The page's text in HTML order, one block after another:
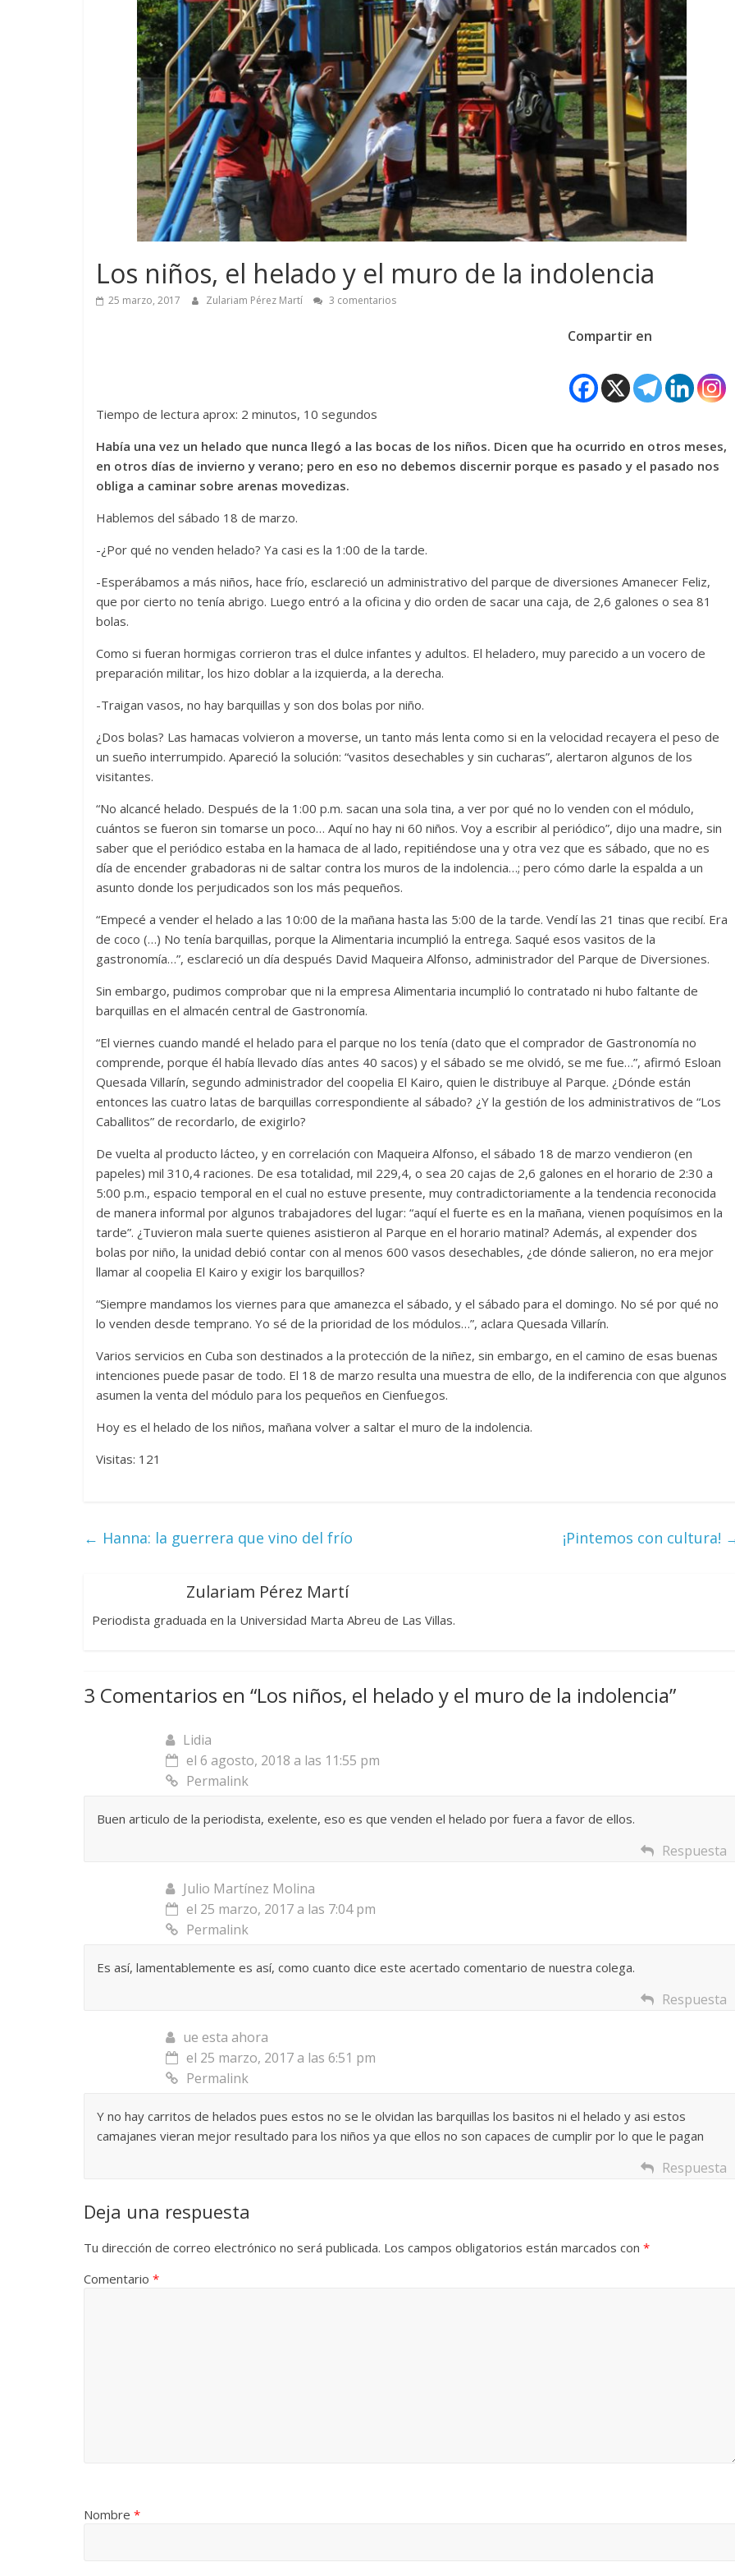
Los niños, el helado y el muro de la indolencia
25 marzo, 2017 Zulariam Pérez Martí 3 comentarios
Compartir en
Tiempo de lectura aprox: 2 minutos, 10 segundos
Había una vez un helado que nunca llegó a las bocas de los niños. Dicen que ha ocurrido en otros meses,
en otros días de invierno y verano; pero en eso no debemos discernir porque es pasado y el pasado nos
obliga a caminar sobre arenas movedizas.
Hablemos del sábado 18 de marzo.
-¿Por qué no venden helado? Ya casi es la 1:00 de la tarde.
-Esperábamos a más niños, hace frío, esclareció un administrativo del parque de diversiones Amanecer Feliz,
que por cierto no tenía abrigo. Luego entró a la oficina y dio orden de sacar una caja, de 2,6 galones o sea 81
bolas.
Como si fueran hormigas corrieron tras el dulce infantes y adultos. El heladero, muy parecido a un vocero de
preparación militar, los hizo doblar a la izquierda, a la derecha.
-Traigan vasos, no hay barquillas y son dos bolas por niño.
¿Dos bolas? Las hamacas volvieron a moverse, un tanto más lenta como si en la velocidad recayera el peso de
un sueño interrumpido. Apareció la solución: “vasitos desechables y sin cucharas”, alertaron algunos de los
visitantes.
“No alcancé helado. Después de la 1:00 p.m. sacan una sola tina, a ver por qué no lo venden con el módulo,
cuántos se fueron sin tomarse un poco… Aquí no hay ni 60 niños. Voy a escribir al periódico”, dijo una madre, sin
saber que el periódico estaba en la hamaca de al lado, repitiéndose una y otra vez que es sábado, que no es
día de encender grabadoras ni de saltar contra los muros de la indolencia…; pero cómo darle la espalda a un
asunto donde los perjudicados son los más pequeños.
“Empecé a vender el helado a las 10:00 de la mañana hasta las 5:00 de la tarde. Vendí las 21 tinas que recibí. Era
de coco (…) No tenía barquillas, porque la Alimentaria incumplió la entrega. Saqué esos vasitos de la
gastronomía…”, esclareció un día después David Maqueira Alfonso, administrador del Parque de Diversiones.
Sin embargo, pudimos comprobar que ni la empresa Alimentaria incumplió lo contratado ni hubo faltante de
barquillas en el almacén central de Gastronomía.
“El viernes cuando mandé el helado para el parque no los tenía (dato que el comprador de Gastronomía no
comprende, porque él había llevado días antes 40 sacos) y el sábado se me olvidó, se me fue…”, afirmó Esloan
Quesada Villarín, segundo administrador del coopelia El Kairo, quien le distribuye al Parque. ¿Dónde están
entonces las cuatro latas de barquillas correspondiente al sábado? ¿Y la gestión de los administrativos de “Los
Caballitos” de recordarlo, de exigirlo?
De vuelta al producto lácteo, y en correlación con Maqueira Alfonso, el sábado 18 de marzo vendieron (en
papeles) mil 310,4 raciones. De esa totalidad, mil 229,4, o sea 20 cajas de 2,6 galones en el horario de 2:30 a
5:00 p.m., espacio temporal en el cual no estuve presente, muy contradictoriamente a la tendencia reconocida
de manera informal por algunos trabajadores del lugar: “aquí el fuerte es en la mañana, vienen poquísimos en la
tarde”. ¿Tuvieron mala suerte quienes asistieron al Parque en el horario matinal? Además, al expender dos
bolas por niño, la unidad debió contar con al menos 600 vasos desechables, ¿de dónde salieron, no era mejor
llamar al coopelia El Kairo y exigir los barquillos?
“Siempre mandamos los viernes para que amanezca el sábado, y el sábado para el domingo. No sé por qué no
lo venden desde temprano. Yo sé de la prioridad de los módulos…”, aclara Quesada Villarín.
Varios servicios en Cuba son destinados a la protección de la niñez, sin embargo, en el camino de esas buenas
intenciones puede pasar de todo. El 18 de marzo resulta una muestra de ello, de la indiferencia con que algunos
asumen la venta del módulo para los pequeños en Cienfuegos.
Hoy es el helado de los niños, mañana volver a saltar el muro de la indolencia.
Visitas: 121
← Hanna: la guerrera que vino del frío ¡Pintemos con cultura!
Zulariam Pérez Martí
Periodista graduada en la Universidad Marta Abreu de Las Villas.
3 Comentarios en “Los niños, el helado y el muro de la indolencia”
Lidia
el 6 agosto, 2018 a las 11:55 pm
Permalink
Buen articulo de la periodista, exelente, eso es que venden el helado por fuera a favor de ellos.
Respuesta
Julio Martínez Molina
el 25 marzo, 2017 a las 7:04 pm
Permalink
Es así, lamentablemente es así, como cuanto dice este acertado comentario de nuestra colega.
Respuesta
ue esta ahora
el 25 marzo, 2017 a las 6:51 pm
Permalink
Y no hay carritos de helados pues estos no se le olvidan las barquillas los basitos ni el helado y asi estos
camajanes vieran mejor resultado para los niños ya que ellos no son capaces de cumplir por lo que le pagan
Respuesta
Deja una respuesta
Tu dirección de correo electrónico no será publicada. Los campos obligatorios están marcados con *
Comentario *
Nombre *
Cuento de hadas
interclasista en la alta
burguesía mexicana
30 diciembre, 2025
Julio Martínez Molina
Un hombre entre dos
mundos
Julio Martínez Molina
28 diciembre, 2025
Julio Martínez Molina
El documental
Nuestra
pueblos originarios
atormentada de Denís
15 septiembre, 2024
Francisco G. Navarro
0